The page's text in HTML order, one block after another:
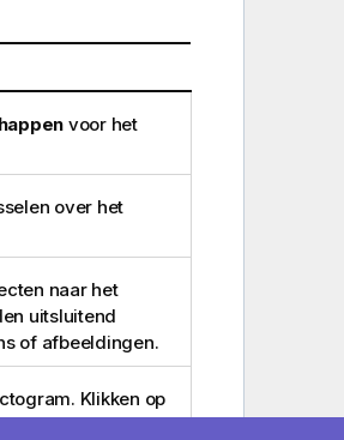
voor het
over het
naar het
uitsluitend
of afbeeldingen.
Klikken op
(indien